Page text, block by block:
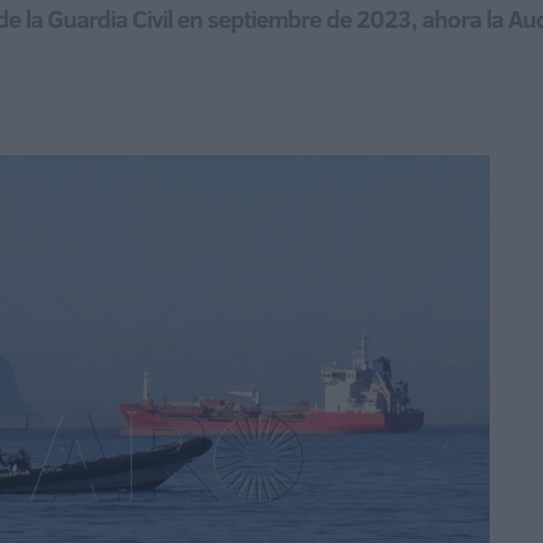
la Guardia Civil en septiembre de 2023, ahora la